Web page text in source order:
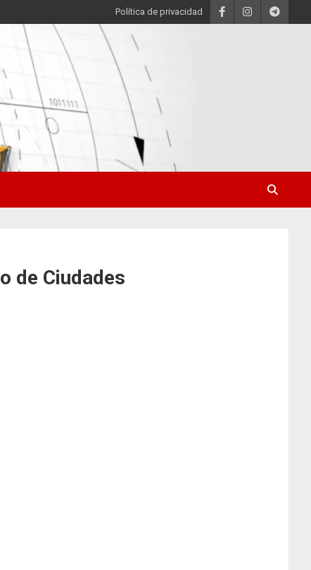
Política de privacidad
de Ciudades